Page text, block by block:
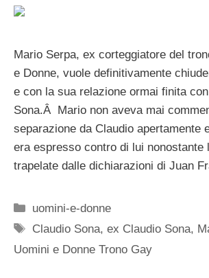
Mario Serpa, ex corteggiatore del
e Donne, vuole definitivamente
e con la sua relazione ormai finita
Sona.Â Mario non aveva mai
separazione da Claudio apertamente
era espresso contro di lui nonostante
trapelate dalle dichiarazioni di Juan
Categorie
uomini-e-donne
Tag
Claudio Sona,ex Claudio Sona,
Uomini e Donne Trono Gay